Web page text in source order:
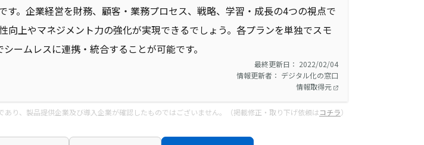
す。企業経営を財務、顧客・業務プロセス、戦略、学習・成長の4つの視点で
向上やマネジメント力の強化が実現できるでしょう。各プランを単独でスモ
ームレスに連携・統合することが可能です。
最終更新日： 2022/02/04
情報更新者： デジタル化の窓口
情報取得元
り、製品提供企業及び導入企業が確認したものではございません。（掲載修正・取り下げ依頼はコチラ）